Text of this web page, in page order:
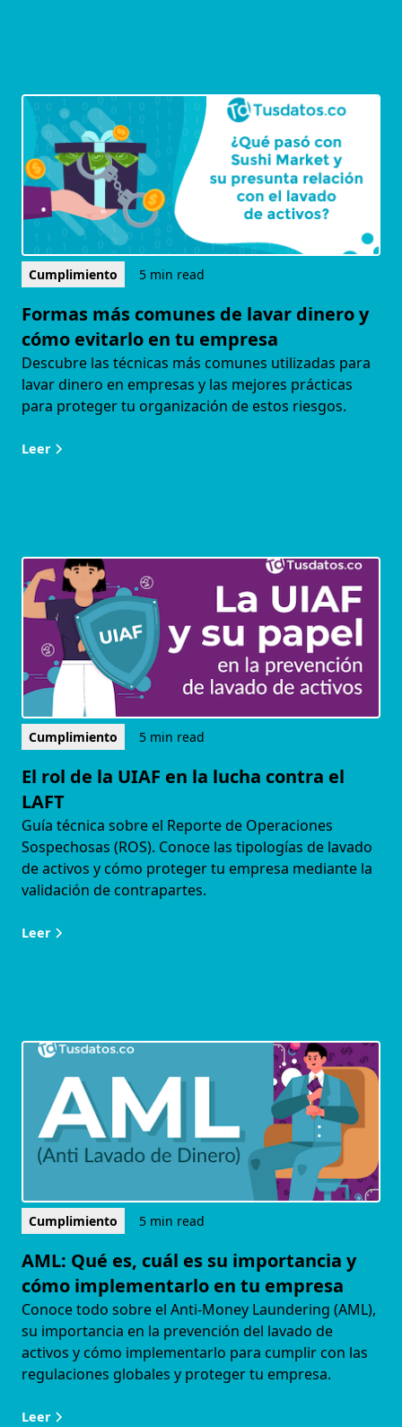
Cumplimiento 5 min read
Formas más comunes de lavar dinero y
cómo evitarlo en tu empresa
Descubre las técnicas más comunes utilizadas para
lavar dinero en empresas y las mejores prácticas
para proteger tu organización de estos riesgos.
Leer
Cumplimiento 5 min read
El rol de la UIAF en la lucha contra el
LAFT
Guía técnica sobre el Reporte de Operaciones
Sospechosas (ROS). Conoce las tipologías de lavado
de activos y cómo proteger tu empresa mediante la
validación de contrapartes.
Leer
Cumplimiento 5 min read
AML: Qué es, cuál es su importancia y
cómo implementarlo en tu empresa
Conoce todo sobre el Anti-Money Laundering (AML),
su importancia en la prevención del lavado de
activos y cómo implementarlo para cumplir con las
regulaciones globales y proteger tu empresa.
Leer